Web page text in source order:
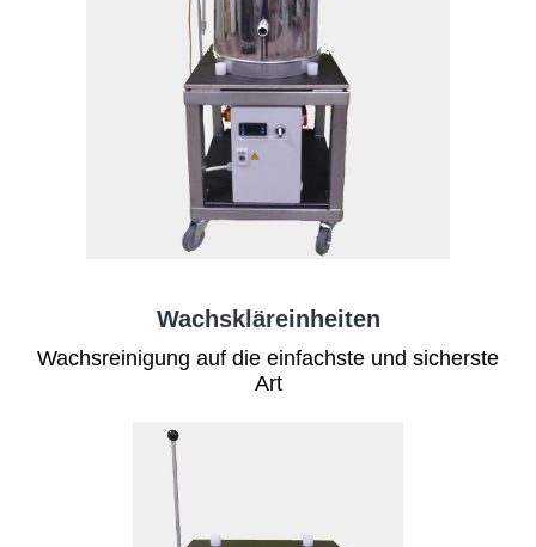
Wachsklärein heiten
Wachsreinigung auf die einfachste und sicherste
Art